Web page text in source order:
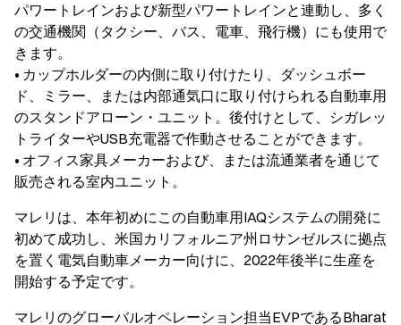
パワートレインおよび新型パワートレインと連動し、多く
の交通機関（タクシー、バス、電車、飛行機）にも使用で
きます。
• カップホルダーの内側に取り付けたり、ダッシュボー
ド、ミラー、または内部通気口に取り付けられる自動車用
のスタンドアローン・ユニット。後付けとして、シガレッ
トライターやUSB充電器で作動させることができます。
• オフィス家具メーカーおよび、または流通業者を通じて
販売される室内ユニット。
マレリは、本年初めにこの自動車用IAQシステムの開発に
初めて成功し、米国カリフォルニア州ロサンゼルスに拠点
を置く電気自動車メーカー向けに、2022年後半に生産を
開始する予定です。
マレリのグローバルオペレーション担当EVPであるBharat